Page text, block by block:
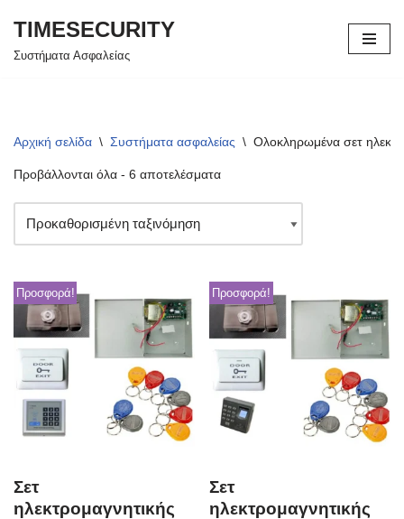
Μεταπηδήστε
TIMESECURITY
Συστήματα Ασφαλείας
Αρχική σελίδα \ Συστήματα ασφαλείας \ Ολοκληρωμένα σετ
Προβάλλονται όλα - 6 αποτελέσματα
Προσφορά!
Σετ
ηλεκτρομαγνητικής
Προσφορά!
Σετ
ηλεκτρομαγνητικής